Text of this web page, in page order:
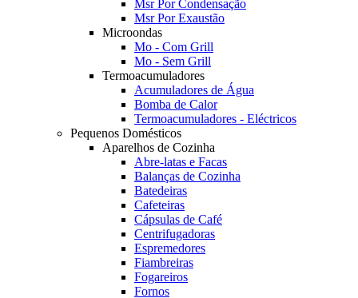
Msr Por Condensação
Msr Por Exaustão
Microondas
Mo - Com Grill
Mo - Sem Grill
Termoacumuladores
Acumuladores de Água
Bomba de Calor
Termoacumuladores - Eléctricos
Pequenos Domésticos
Aparelhos de Cozinha
Abre-latas e Facas
Balanças de Cozinha
Batedeiras
Cafeteiras
Cápsulas de Café
Centrifugadoras
Espremedores
Fiambreiras
Fogareiros
Fornos